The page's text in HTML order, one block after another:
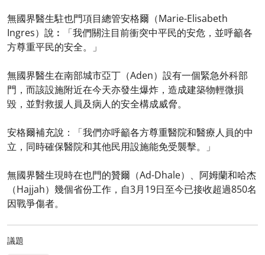
無國界醫生駐也門項目總管安格爾（Marie-Elisabeth
Ingres）說︰「我們關注目前衝突中平民的安危，並呼籲各
方尊重平民的安全。」
無國界醫生在南部城市亞丁（Aden）設有一個緊急外科部
門，而該設施附近在今天亦發生爆炸，造成建築物輕微損
毀，並對救援人員及病人的安全構成威脅。
安格爾補充說：「我們亦呼籲各方尊重醫院和醫療人員的中
立，同時確保醫院和其他民用設施能免受襲擊。」
無國界醫生現時在也門的贊爾（Ad-Dhale）、阿姆蘭和哈杰
（Hajjah）幾個省份工作，自3月19日至今已接收超過850名
因戰爭傷者。
議題